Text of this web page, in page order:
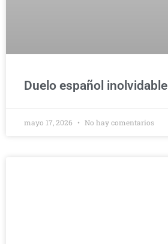
Duelo español inolvidable
mayo 17, 2026 No hay comentarios